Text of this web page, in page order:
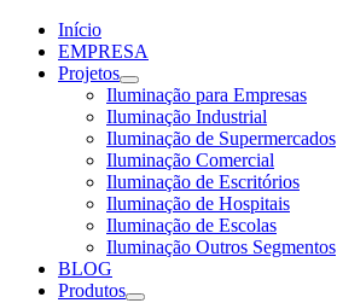
Início
EMPRESA
Projetos
Iluminação para Empresas
Iluminação Industrial
Iluminação de Supermercados
Iluminação Comercial
Iluminação de Escritórios
Iluminação de Hospitais
Iluminação de Escolas
Iluminação Outros Segmentos
BLOG
Produtos